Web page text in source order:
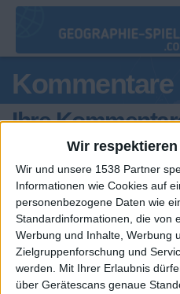
Wir
Wir und unsere 1538 Partner
Informationen wie Cookies auf
personenbezogene Daten wie
Standardinformationen, die von
Werbung und Inhalte, Werbung
Zielgruppenforschung und
werden.
Mit Ihrer Erlaubnis
über Gerätescans genaue
Ihre